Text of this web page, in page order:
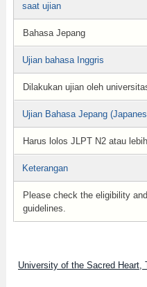
saat ujian
Bahasa Jepang
Ujian bahasa Inggris
Dilakukan ujian oleh
Ujian Bahasa Jepang
Harus lolos JLPT N2 atau
Keterangan
Please check the eligibility
guidelines.
University of the Sacred Heart,